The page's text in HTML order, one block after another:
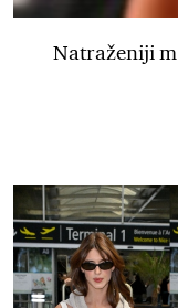
Natraženiji